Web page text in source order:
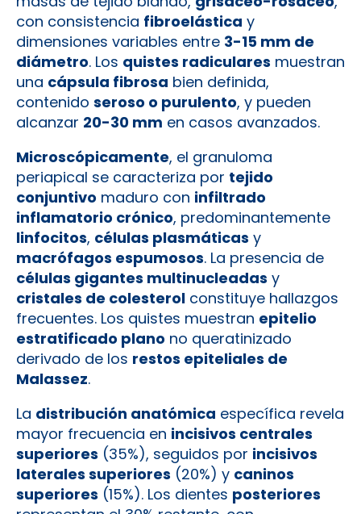
con consistencia fibroelástica y
dimensiones variables entre 3-15 mm de
diámetro. Los quistes radiculares muestran
una cápsula fibrosa bien definida,
contenido seroso o purulento, y pueden
alcanzar 20-30 mm en casos avanzados.
Microscópicamente, el granuloma
periapical se caracteriza por tejido
conjuntivo maduro con infiltrado
inflamatorio crónico, predominantemente
linfocitos, células plasmáticas y
macrófagos espumosos. La presencia de
células gigantes multinucleadas y
cristales de colesterol constituye hallazgos
frecuentes. Los quistes muestran epitelio
estratificado plano no queratinizado
derivado de los restos epiteliales de
Malassez.
La distribución anatómica específica revela
mayor frecuencia en incisivos centrales
superiores (35%), seguidos por incisivos
laterales superiores (20%) y caninos
superiores (15%). Los dientes posteriores